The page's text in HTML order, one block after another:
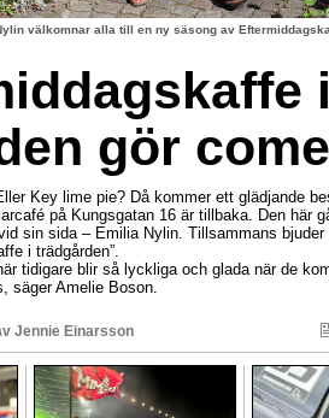
välkomnar alla till en ny säsong av
gör
Key lime pie? Då kommer ett glädjande
på Kungsgatan 16 är tillbaka. Den här
sin sida – Emilia Nylin. Tillsammans
i trädgården”.
tidigare blir så lyckliga och glada när de
säger Amelie Boson.
Jennie Einarsson